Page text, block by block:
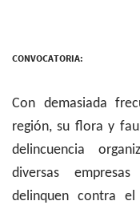
CONVOCATORIA:
Con demasiada
región, su flora y
delincuencia
diversas
delinquen contra